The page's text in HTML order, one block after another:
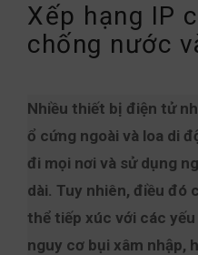
Xếp hạng IP
chống nước
Nhiều thiết bị điện tử
ổ cứng ngoài và loa di
đi mọi nơi và sử dụng
dài. Tuy nhiên, điều đó
thể tiếp xúc với các
nguy cơ bụi xâm nhập,